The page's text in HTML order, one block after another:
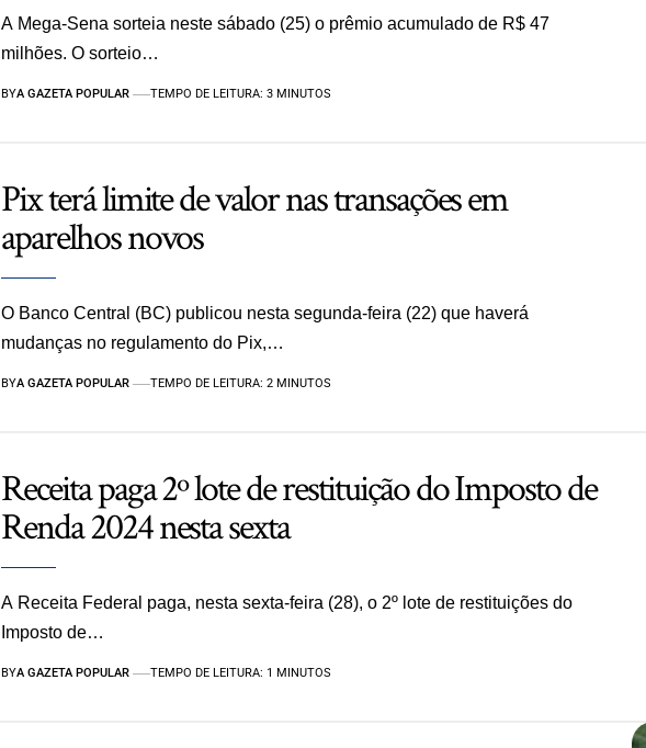
A Mega-Sena sorteia neste sábado (25) o prêmio acumulado de R$ 47
milhões. O sorteio…
BYA GAZETA POPULAR TEMPO DE LEITURA: 3 MINUTOS
Pix terá limite de valor nas transações em
aparelhos novos
O Banco Central (BC) publicou nesta segunda-feira (22) que haverá
mudanças no regulamento do Pix,…
BYA GAZETA POPULAR TEMPO DE LEITURA: 2 MINUTOS
Receita paga 2º lote de restituição do Imposto de
Renda 2024 nesta sexta
A Receita Federal paga, nesta sexta-feira (28), o 2º lote de restituições do
Imposto de…
BYA GAZETA POPULAR TEMPO DE LEITURA: 1 MINUTOS